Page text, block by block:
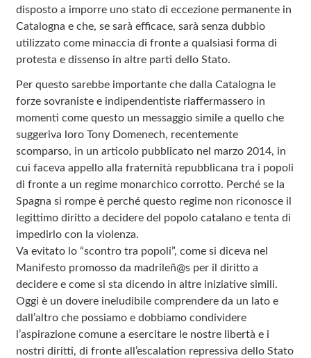
disposto a imporre uno stato di eccezione permanente in
Catalogna e che, se sarà efficace, sarà senza dubbio
utilizzato come minaccia di fronte a qualsiasi forma di
protesta e dissenso in altre parti dello Stato.
Per questo sarebbe importante che dalla Catalogna le
forze sovraniste e indipendentiste riaffermassero in
momenti come questo un messaggio simile a quello che
suggeriva loro Tony Domenech, recentemente
scomparso, in un articolo pubblicato nel marzo 2014, in
cui faceva appello alla fraternità repubblicana tra i popoli
di fronte a un regime monarchico corrotto. Perché se la
Spagna si rompe è perché questo regime non riconosce il
legittimo diritto a decidere del popolo catalano e tenta di
impedirlo con la violenza.
Va evitato lo “scontro tra popoli”, come si diceva nel
Manifesto promosso da madrileñ@s per il diritto a
decidere e come si sta dicendo in altre iniziative simili.
Oggi è un dovere ineludibile comprendere da un lato e
dall’altro che possiamo e dobbiamo condividere
l’aspirazione comune a esercitare le nostre libertà e i
nostri diritti, di fronte all’escalation repressiva dello Stato